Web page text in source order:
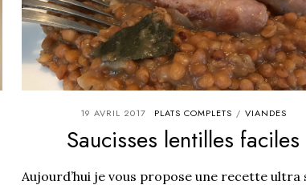
19 AVRIL 2017 PLATS COMPLETS / VIANDES
Saucisses lentilles faciles
Aujourd’hui je vous propose une recette ultra